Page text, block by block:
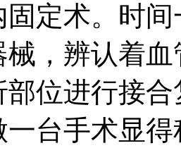
固定术。时
，辨认着
部位进行接
一台手术显